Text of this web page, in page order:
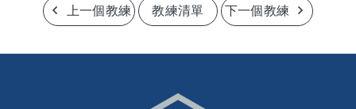
上一個教練 教練清單 下一個教練